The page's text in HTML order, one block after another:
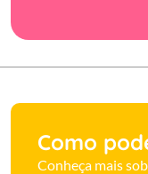
Como
Conheça mais